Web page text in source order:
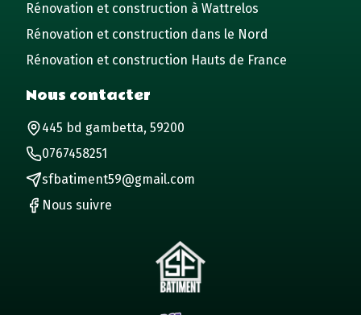
Rénovation et construction à Wattrelos
Rénovation et construction dans le Nord
Rénovation et construction Hauts de France
Nous contacter
445 bd gambetta, 59200
0767458251
sfbatiment59@gmail.com
Nous suivre